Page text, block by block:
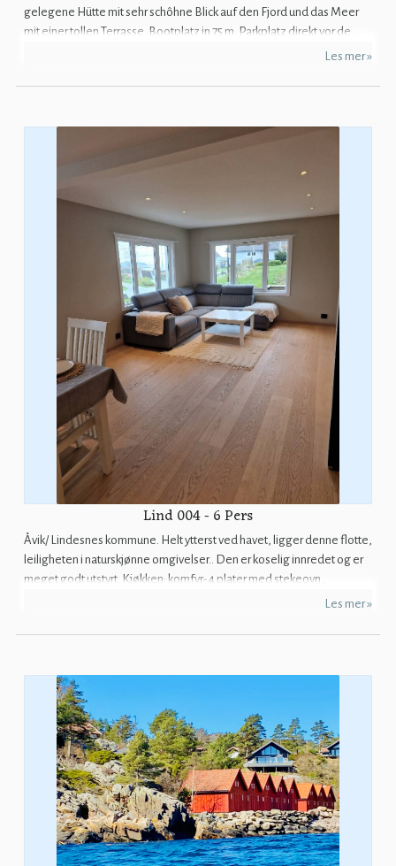
gelegene Hütte mit sehr schôhne Blick auf den Fjord und das Meer
mit einer tollen Terrasse. Bootplatz in 75 m. Parkplatz direkt vor de...
Les mer »
Lind 004 - 6 Pers
Åvik/ Lindesnes kommune. Helt ytterst ved havet, ligger denne flotte,
leiligheten i naturskjønne omgivelser.. Den er koselig innredet og er
meget godt utstyrt. Kjøkken: komfyr-4 plater med stekeovn,...
Les mer »